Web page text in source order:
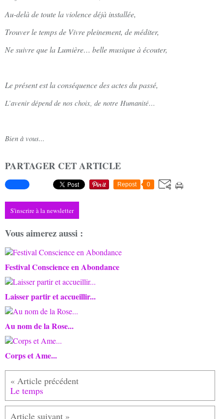
Au-delà de toute la violence déjà installée,
Trouver le temps de Vivre pleinement, de méditer,
Ne suivre que la Lumière… belle musique à écouter,
Le présent est la conséquence des actes du passé,
L’avenir dépend de nos choix, de notre Humanité…
Bien à vous...
PARTAGER CET ARTICLE
Repost 0
S'inscrire à la newsletter
Vous aimerez aussi :
Festival Conscience en Abondance
Laisser partir et accueillir...
Au nom de la Rose...
Corps et Ame...
Le temps